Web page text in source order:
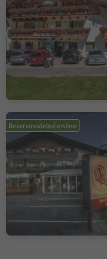
Rezervovatelné online